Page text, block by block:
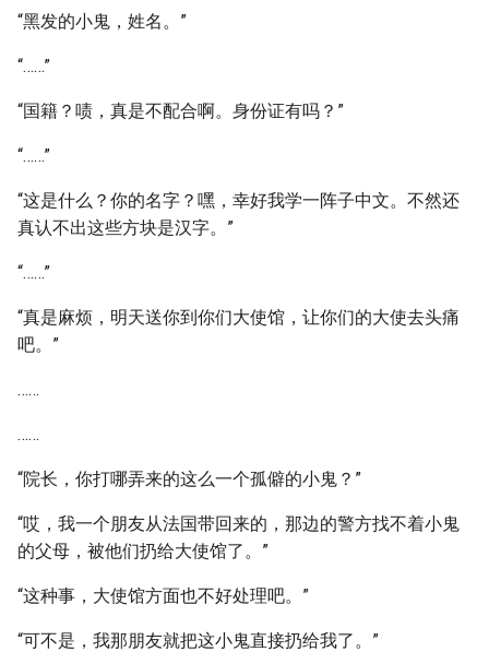
“黑发的小鬼，姓名。”
“……”
“国籍？啧，真是不配合啊。身份证有吗？”
“……”
“这是什么？你的名字？嘿，幸好我学一阵子中文。不然还
真认不出这些方块是汉字。”
“……”
“真是麻烦，明天送你到你们大使馆，让你们的大使去头痛
吧。”
……
……
“院长，你打哪弄来的这么一个孤僻的小鬼？”
“哎，我一个朋友从法国带回来的，那边的警方找不着小鬼
的父母，被他们扔给大使馆了。”
“这种事，大使馆方面也不好处理吧。”
“可不是，我那朋友就把这小鬼直接扔给我了。”